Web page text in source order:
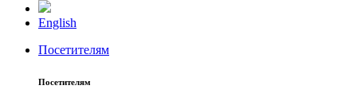
English
Посетителям
Посетителям